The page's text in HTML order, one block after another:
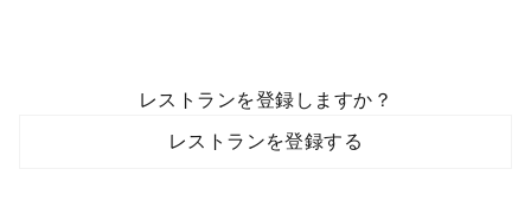
レストランを登録しますか？
レストランを登録する